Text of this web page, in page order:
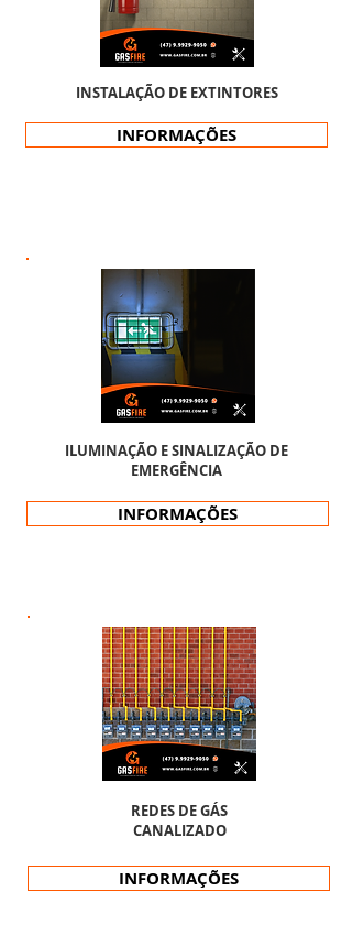
INFORMAÇÕES
INSTALAÇÃO DE EXTINTORES
INFORMAÇÕES
ILUMINAÇÃO E SINALIZAÇÃO DE
EMERGÊNCIA
INFORMAÇÕES
REDES DE GÁS
CANALIZADO